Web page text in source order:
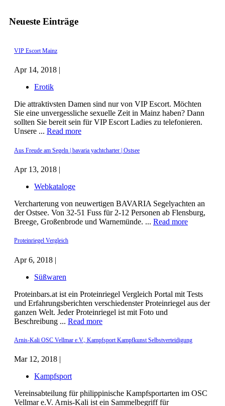
Neueste Einträge
VIP Escort Mainz
Apr 14, 2018 |
Erotik
Die attraktivsten Damen sind nur von VIP Escort. Möchten
Sie eine unvergessliche sexuelle Zeit in Mainz haben? Dann
sollten Sie bereit sein für VIP Escort Ladies zu telefonieren.
Unsere ... Read more
Aus Freude am Segeln | bavaria yachtcharter | Ostsee
Apr 13, 2018 |
Webkataloge
Vercharterung von neuwertigen BAVARIA Segelyachten an
der Ostsee. Von 32-51 Fuss für 2-12 Personen ab Flensburg,
Breege, Großenbrode und Warnemünde. ... Read more
Proteinriegel Vergleich
Apr 6, 2018 |
Süßwaren
Proteinbars.at ist ein Proteinriegel Vergleich Portal mit Tests
und Erfahrungsberichten verschiedenster Proteinriegel aus der
ganzen Welt. Jeder Proteinriegel ist mit Foto und
Beschreibung ... Read more
Arnis-Kali OSC Vellmar e.V., Kampfsport Kampfkunst Selbstverteidigung
Mar 12, 2018 |
Kampfsport
Vereinsabteilung für philippinische Kampfsportarten im OSC
Vellmar e.V. Arnis-Kali ist ein Sammelbegriff für